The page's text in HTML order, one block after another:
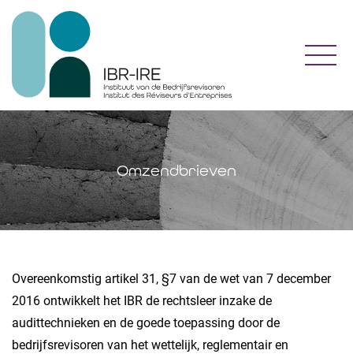
Omzendbrieven
Overeenkomstig artikel 31, §7 van de wet van 7 december
2016 ontwikkelt het IBR de rechtsleer inzake de
audittechnieken en de goede toepassing door de
bedrijfsrevisoren van het wettelijk, reglementair en